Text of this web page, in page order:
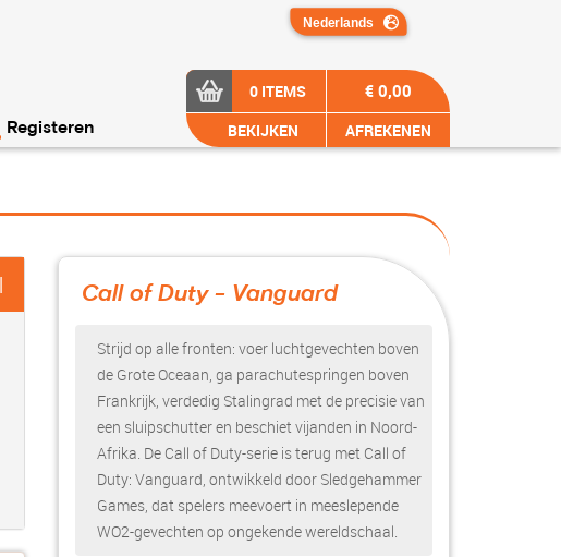
Registeren
0 ITEMS
BEKIJKEN
€ 0,00
AFREKENEN
Call of Duty - Vanguard
Strijd op alle fronten: voer luchtgevechten boven
de Grote Oceaan, ga parachutespringen boven
Frankrijk, verdedig Stalingrad met de precisie van
een sluipschutter en beschiet vijanden in Noord-
Afrika. De Call of Duty-serie is terug met Call of
Duty: Vanguard, ontwikkeld door Sledgehammer
Games, dat spelers meevoert in meeslepende
WO2-gevechten op ongekende wereldschaal.